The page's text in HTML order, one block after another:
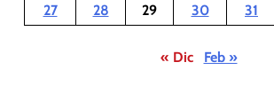
27
28 29 30 31
« Dic Feb »